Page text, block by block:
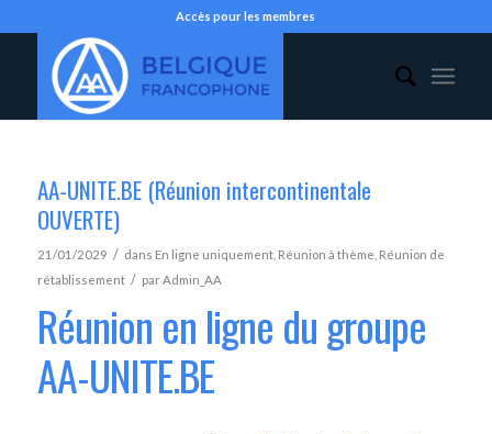
Accès pour les membres
AA-UNITE.BE (Réunion intercontinentale
OUVERTE)
21/01/2029 / dans En ligne uniquement, Réunion à thème Réunion de
rétablissement / parAdmin_AA
Réunion en ligne du groupe
AA-UNITE.BE